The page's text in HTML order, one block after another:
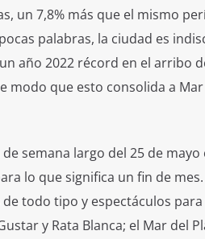
un 7,8% más que el mismo
palabras, la ciudad es
año 2022 récord en el arribo
que esto consolida a
semana largo del 25 de
lo que significa un fin de
todo tipo y espectáculos
y Rata Blanca; el Mar del